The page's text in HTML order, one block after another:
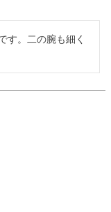
す。二の腕も細く